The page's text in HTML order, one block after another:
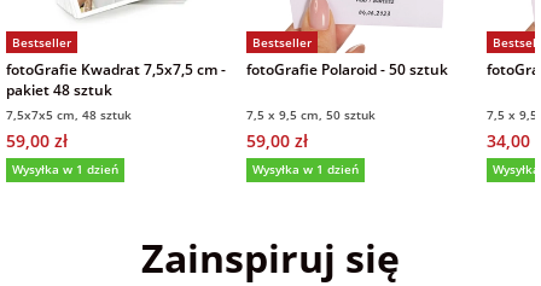
Bestseller
fotoGrafie Kwadrat 7,5x7,5 cm -
pakiet 48 sztuk
7,5x7x5 cm, 48 sztuk
59,00 zł
Wysyłka w 1 dzień
Bestseller
fotoGrafie Polaroid - 50 sztuk
7,5 x 9,5 cm, 50 sztuk
59,00 zł
Wysyłka w 1 dzień
7,5 x
34,00
Zainspiruj się